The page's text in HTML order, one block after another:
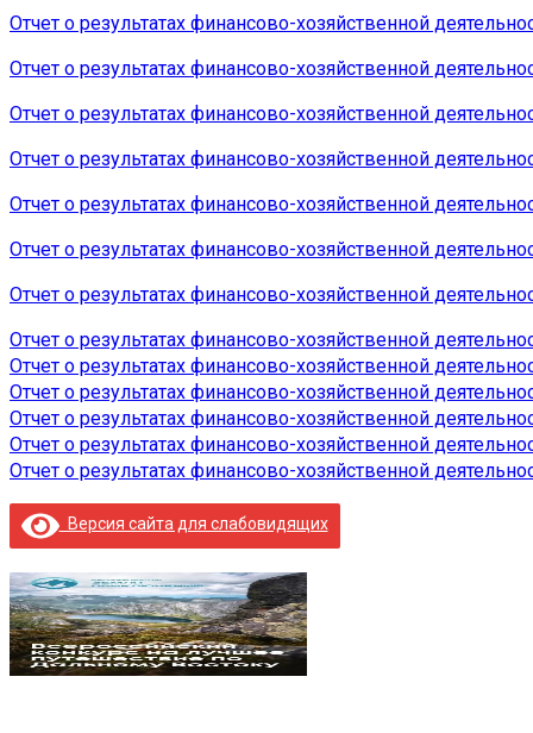
Отчет о результатах финансово-хозяйственной
Отчет о результатах финансово-хозяйственной
Отчет о результатах финансово-хозяйственной
Отчет о результатах финансово-хозяйственной
Отчет о результатах финансово-хозяйственной
Отчет о результатах финансово-хозяйственной
Отчет о результатах финансово-хозяйственной
Отчет о результатах финансово-хозяйственной
Отчет о результатах финансово-хозяйственной
Отчет о результатах финансово-хозяйственной
Отчет о результатах финансово-хозяйственной
Отчет о результатах финансово-хозяйственной
Отчет о результатах финансово-хозяйственной
Версия сайта для слабовидящих